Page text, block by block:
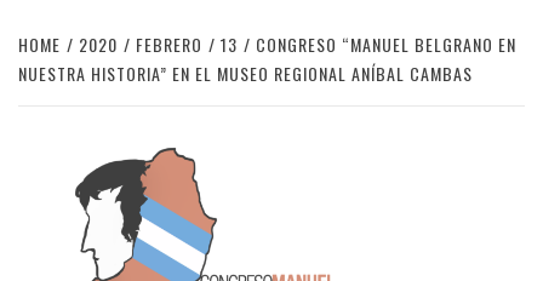
HOME 2020 FEBRERO 13
CONGRESO “MANUEL BELGRANO EN
NUESTRA HISTORIA” EN EL MUSEO REGIONAL ANÍBAL CAMBAS